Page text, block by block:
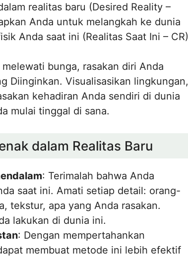
realitas baru (Desired Reality –
Anda untuk melangkah ke dunia
Anda saat ini (Realitas Saat Ini – CR)
bunga, rasakan diri Anda
Diinginkan. Visualisasikan lingkungan,
kehadiran Anda sendiri di dunia
mulai tinggal di sana.
dalam Realitas Baru
: Terimalah bahwa Anda
saat ini. Amati setiap detail: orang-
tekstur, apa yang Anda rasakan.
lakukan di dunia ini.
: Dengan mempertahankan
membuat metode ini lebih efektif